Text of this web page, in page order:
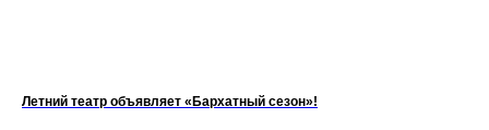
Летний театр объявляет «Бархатный сезон»!